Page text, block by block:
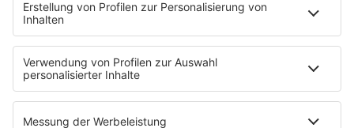
EMPFANG
Übersicht
ROCK FM App
Partner
radio.de